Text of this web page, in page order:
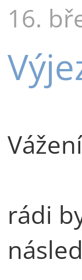
16.
rádi